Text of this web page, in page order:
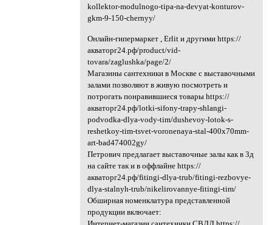
kollektor-modulnogo-tipa-na-devyat-konturov-
gkm-9-150-chernyy/
Онлайн-гипермаркет , Erlit и другими https://
акваторг24.рф/product/vid-
tovara/zaglushka/page/2/
Магазины сантехники в Москве с выставочными
залами позволяют в живую посмотреть и
потрогать понравившиеся товары https://
акваторг24.рф/lotki-sifony-trapy-shlangi-
podvodka-dlya-vody-tim/dushevoy-lotok-s-
reshetkoy-tim-tsvet-voronenaya-stal-400x70mm-
art-bad474002gy/
Петрович предлагает выставочные залы как в 3д
на сайте так и в оффлайне https://
акваторг24.рф/fitingi-dlya-trub/fitingi-rezbovye-
dlya-stalnyh-trub/nikelirovannye-fitingi-tim/
Обширная номенклатура представленной
продукции включает: